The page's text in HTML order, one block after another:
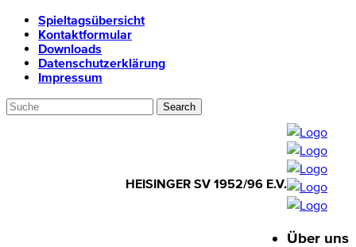
Spieltagsübersicht
Kontaktformular
Downloads
Datenschutzerklärung
Impressum
HEISINGER SV 1952/96 E.V.
Über uns